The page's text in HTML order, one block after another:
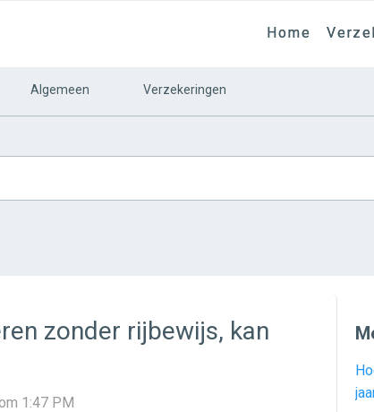
Home
Algemeen Verzekeringen
zonder rijbewijs, kan
1:47 PM